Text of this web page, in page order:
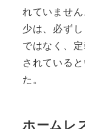
れていませ
少は、必ず
ではなく、
されている
た。
ホームレ